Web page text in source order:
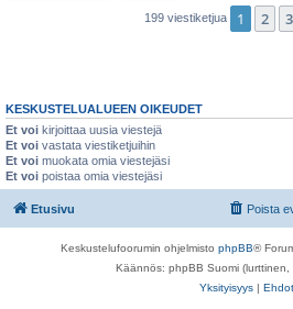
199 viestiketjua 1 2 3
KESKUSTELUALUEEN OIKEUDET
Et voi kirjoittaa uusia viestejä
Et voi vastata viestiketjuihin
Et voi muokata omia viestejäsi
Et voi poistaa omia viestejäsi
Etusivu Poista
Keskustelufoorumin ohjelmisto phpBB®
Käännös: phpBB Suomi (lurttinen,
Yksityisyys
Ehdot